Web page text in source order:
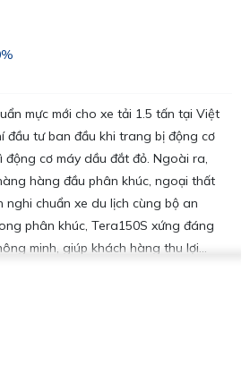
mực mới cho xe tải 1.5 tấn tại Việt
đầu tư ban đầu khi trang bị động cơ
động cơ máy dầu đắt đỏ. Ngoài ra,
hàng đầu phân khúc, ngoại thất
nghi chuẩn xe du lịch cùng bộ an
phân khúc, Tera150S xứng đáng
minh, giúp khách hàng thu lợi